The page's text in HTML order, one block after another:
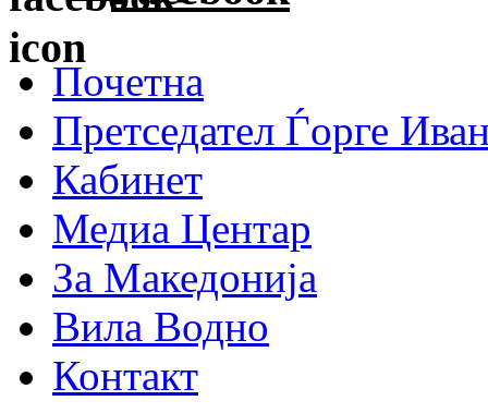
Почетна
Претседател Ѓорге
Кабинет
Медиа Центар
За Македонија
Вила Водно
Контакт